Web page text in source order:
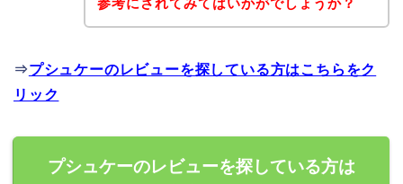
参考にされてみてはいかがでしょうか？
⇒プシュケーのレビューを探している方はこちらをク
リック
プシュケーのレビューを探している方は